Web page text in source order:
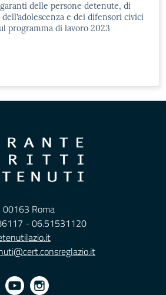
delle persone detenute, di
e dei difensori civici
programma di lavoro 2023
Roma
- 06.51531120